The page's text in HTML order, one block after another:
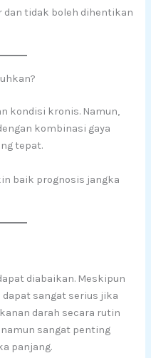
dan tidak boleh dihentikan
kondisi kronis. Namun,
kombinasi gaya
tepat.
baik prognosis jangka
diabaikan. Meskipun
sangat serius jika
darah secara rutin
sangat penting
panjang.